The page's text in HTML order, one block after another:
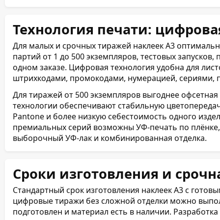
Технология печати:
Для малых и срочных тиражей наклеек А3
партий от 1 до 500 экземпляров, тестовых
одном заказе. Цифровая технология удобна для
штрихкодами, промокодами, нумерацией,
Для тиражей от 500 экземпляров выгоднее
технологии обеспечивают стабильную
Pantone и более низкую себестоимость одного
премиальных серий возможны УФ-печать по
выборочный УФ-лак и комбинированная отделка.
Сроки изготовления и
Стандартный срок изготовления наклеек А3 с
цифровые тиражи без сложной отделки можно
подготовлен и материал есть в наличии.